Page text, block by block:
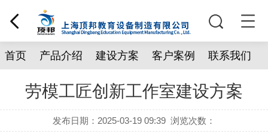
首页 产品介绍 建设方案 客户案例 联系我们
劳模工匠创新工作室建设方案
发布日期：2025-03-19 09:39 浏览次数：